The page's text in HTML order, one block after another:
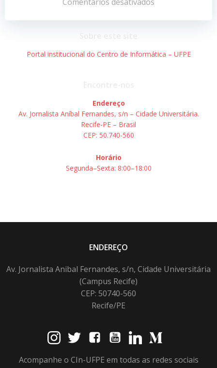
Post
Post
Portal institucional do Centro de Informática – UFPE
Endereço
Av. Jornalista Aníbal Fernandes, s/n – Cidade Universitária.
Recife-PE – Brasil
CEP: 50.740-560
Horário
Segunda–Sexta: 8:00–18:00
ENDEREÇO
Av. Jornalista Anibal Fernandes, s/n, Cidade Universitária
(Campus Recife)
CEP: 50740-560
Recife/PE
Acompanhe o CIn-UFPE em todas as redes sociais